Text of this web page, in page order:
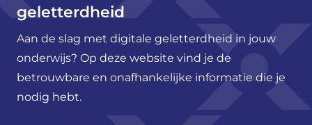
geletterdheid
Aan de slag met digitale geletterdheid in jouw
onderwijs? Op deze website vind je de
betrouwbare en onafhankelijke informatie die je
nodig hebt.